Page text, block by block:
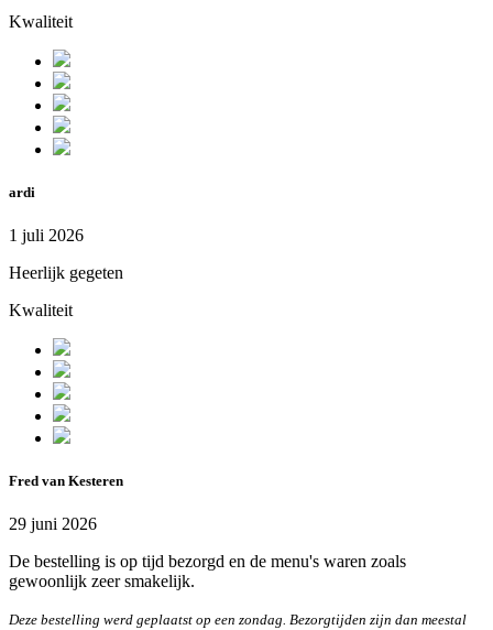
Kwaliteit
ardi
1 juli 2026
Heerlijk gegeten
Kwaliteit
Fred van Kesteren
29 juni 2026
De bestelling is op tijd bezorgd en de menu's waren zoals
gewoonlijk zeer smakelijk.
Deze bestelling werd geplaatst op een zondag. Bezorgtijden zijn dan meestal